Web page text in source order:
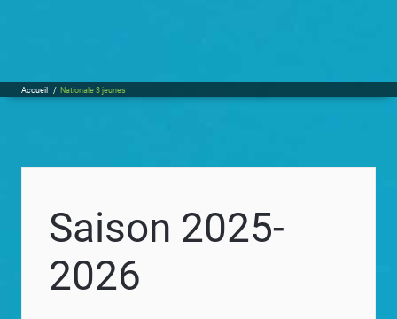
Accueil / Nationale 3 jeunes
Saison 2025-
2026